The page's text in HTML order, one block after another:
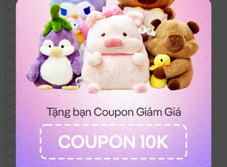
Thỏ Bông
Gấu Bông Mới
Heo Bông
Chó Bông
Mèo Bông
Gấu Bông Size Lớn
Gấu Bông 100k
Gấu Bông Áo Len
Chuột Bông Capybara
Gấu Bông Noel
Gấu Bông tặng Bé Gái
Khuyến Mãi
Gấu Bông Tình Yêu
Trái Cây Bông